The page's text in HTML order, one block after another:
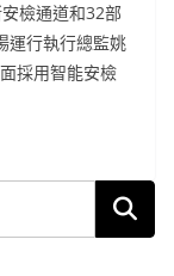
檢通道和32部
運行執行總監姚
採用智能安檢